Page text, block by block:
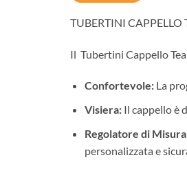
TUBERTINI CAPPELLO
Il Tubertini Cappello
Confortevole:La
Visiera:Il cappello è
Regolatore di
personalizzata e